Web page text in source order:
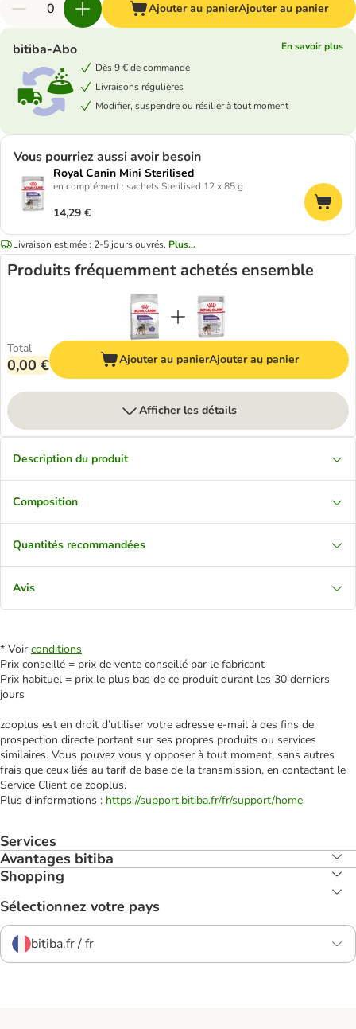
Ajouter au panierAjouter au panier
bitiba-Abo
En savoir plus
Dès 9 € de commande
Livraisons régulières
Modifier, suspendre ou résilier à tout moment
Vous pourriez aussi avoir besoin
Royal Canin Mini Sterilised
en complément : sachets Sterilised 12 x 85 g
14,29 €
Livraison estimée : 2-5 jours ouvrés. Plus...
Produits fréquemment achetés ensemble
Total
0,00 € Ajouter au panierAjouter au panier
Afficher les détails
Description du produit
Composition
Quantités recommandées
Avis
* Voir conditions
Prix conseillé = prix de vente conseillé par le fabricant
Prix habituel = prix le plus bas de ce produit durant les 30 derniers
jours
zooplus est en droit d’utiliser votre adresse e‑mail à des fins de
prospection directe portant sur ses propres produits ou services
similaires. Vous pouvez vous y opposer à tout moment, sans autres
frais que ceux liés au tarif de base de la transmission, en contactant le
Service Client de zooplus.
Plus d’informations : https://support.bitiba.fr/fr/support/home
Services
Avantages bitiba
Shopping
Sélectionnez votre pays
bitiba.fr / fr